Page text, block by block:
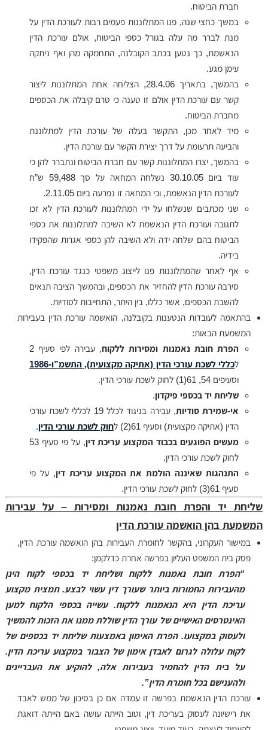
חברת הביטוח.
במשך כחצי שנה, פנו המתלוננות פעמים רבות לעורכת הדין על
מנת לברר מה עלה בגורל כספי הביטוח, אולם עורכת הדין
הנאשמת, כך נטען בכתב הקובלנה, התחמקה מהן ואף ניתקה
עימן מגע.
בהמשך, בתאריך 28.4.06, הצליחה אחת המתלוננות ליצור
קשר עם עורכת הדין אולם זו טענה כי טרם קיבלה את הכספים
מחברת הביטוח.
מיד לאחר מכן, התקשר בעלה של עורכת הדין למתלוננת
והביעה תרעומת על דרך יצירת הקשר עם עורכת הדין.
בהמשך, יצרו המתלוננות קשר עם חברת הביטוח ונתברר להן כי
עוד ביום 30.10.05 נשלחה המחאה על סך 59,488 ש”ח
לעורכת הדין הנאשמת, וכי המחאה זו נפרעה ביום 2.11.05.
שני מכתבים שנשלחו על ידי המתלוננות לעורכת הדין לא זכו
לתגובה ועורכת הדין הנאשמת לא השיבה למתלוננות את כספי
הביטוח בהם שלחה ידה ולא השיבה להן כספי אגרות שהפקידו
בידיה.
אף לאחר שהמתלוננות פנו לייצוג משפטי כנגד עורכת הדין,
סירבה עורכת הדין להחזיר את הכספים, ובהמשך הציבה תנאים
להשבת הכספים, אשר כללו, בין היתר, התחייבות לסודיות.
בהתאמה לעובדות הנטענות בקובלנה, הואשמה עורכת הדין בעבירות
המשמעת הבאות:
הפרת חובת נאמנות ומסירות ללקוח
, עבירה לפי סעיף 2
לכללי לשכת עורכי הדין (אתיקה מקצועית), התשמ”ו-1986
וסעיפים 54, 61(1) לחוק לשכת עורכי הדין.
שליחת יד בכספי פיקדון.
אי-שמירת סודיות
, עבירה בניגוד לכלל 19 לכללי לשכת עורכי
הדין (אתיקה מקצועית) וסעיף 61(2) ל
חוק לשכת עורכי הדין.
מעשים הפוגעים בכבוד המקצוע עריכת דין
, על פי סעיף 53
לחוק לשכת עורכי הדין.
התנהגות שאיננה הולמת את המקצוע עריכת דין, על פי
סעיף 61(3) לחוק לשכת עורכי הדין.
שליחת יד והפרת חובת נאמנות ומסירות – על עבירות
המשמעת בהן הואשמה עורכת הדין
במישור העקרוני, בהקשר לחומרת העבירות בהן הואשמה עורכת הדין,
פסק בית המשפט העליון בפרשה אחרת כדלקמן:
“הפרת חובת נאמנות ללקוח ושליחת יד בכספי לקוח הינן
מהעבירות החמורות ביותר שעורך דין עשוי לבצע. תמצית מקצוע
עריכת הדין היא הנאמנות ללקוח. עשייה בכספי הלקוח למען
האינטרסים האישיים של עורך הדין שוללת ממנו את הזכות להמשיך
ולעסוק במקצועו. הפרת האימון באמצעות שליחת יד בכספים של
לקוח עלולה לגרום לאבדן אימון של הצבור במקצוע עריכת הדין.
על בית הדין להחמיר בעבירות אלה, להוקיע את העבריינים
ולהענישם בכל חומרת הדין”.
עורכת הדין הנאשמת בפרשה זו עמדה אם כן בסיכון של ממש לאבד
את רישיונה לעסוק בעריכת דין, וטוב הייתה עושה באם הייתה דואגת